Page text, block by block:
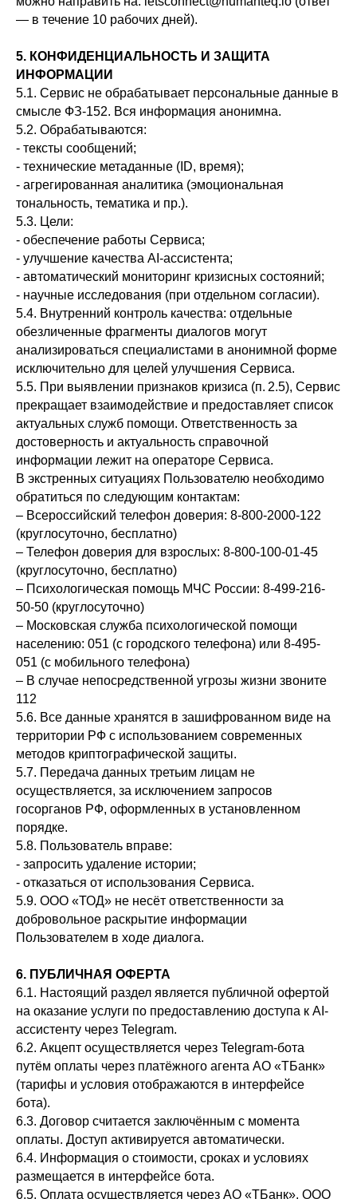
— в течение 10 рабочих дней).
5. КОНФИДЕНЦИАЛЬНОСТЬ И ЗАЩИТА
ИНФОРМАЦИИ
5.1. Сервис не обрабатывает персональные данные в
смысле ФЗ‑152. Вся информация анонимна.
5.2. Обрабатываются:
- тексты сообщений;
- технические метаданные (ID, время);
- агрегированная аналитика (эмоциональная
тональность, тематика и пр.).
5.3. Цели:
- обеспечение работы Сервиса;
- улучшение качества AI-ассистента;
- автоматический мониторинг кризисных состояний;
- научные исследования (при отдельном согласии).
5.4. Внутренний контроль качества: отдельные
обезличенные фрагменты диалогов могут
анализироваться специалистами в анонимной форме
исключительно для целей улучшения Сервиса.
5.5. При выявлении признаков кризиса (п. 2.5), Сервис
прекращает взаимодействие и предоставляет список
актуальных служб помощи. Ответственность за
достоверность и актуальность справочной
информации лежит на операторе Сервиса.
В экстренных ситуациях Пользователю необходимо
обратиться по следующим контактам:
– Всероссийский телефон доверия: 8-800-2000-122
(круглосуточно, бесплатно)
– Телефон доверия для взрослых: 8-800-100-01-45
(круглосуточно, бесплатно)
– Психологическая помощь МЧС России: 8-499-216-
50-50 (круглосуточно)
– Московская служба психологической помощи
населению: 051 (с городского телефона) или 8-495-
051 (с мобильного телефона)
– В случае непосредственной угрозы жизни звоните
112
5.6. Все данные хранятся в зашифрованном виде на
территории РФ с использованием современных
методов криптографической защиты.
5.7. Передача данных третьим лицам не
осуществляется, за исключением запросов
госорганов РФ, оформленных в установленном
порядке.
5.8. Пользователь вправе:
- запросить удаление истории;
- отказаться от использования Сервиса.
5.9. ООО «ТОД» не несёт ответственности за
добровольное раскрытие информации
Пользователем в ходе диалога.
6. ПУБЛИЧНАЯ ОФЕРТА
6.1. Настоящий раздел является публичной офертой
на оказание услуги по предоставлению доступа к AI-
ассистенту через Telegram.
6.2. Акцепт осуществляется через Telegram-бота
путём оплаты через платёжного агента АО «ТБанк»
(тарифы и условия отображаются в интерфейсе
бота).
6.3. Договор считается заключённым с момента
оплаты. Доступ активируется автоматически.
6.4. Информация о стоимости, сроках и условиях
размещается в интерфейсе бота.
6.5. Оплата осуществляется через АО «ТБанк», ООО